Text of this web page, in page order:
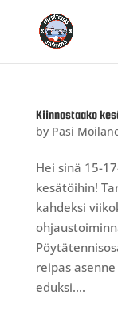
Kiinnostaako
by Pasi
Hei sinä 15-
kesätöihin!
kahdeksi
reipas
eduksi....